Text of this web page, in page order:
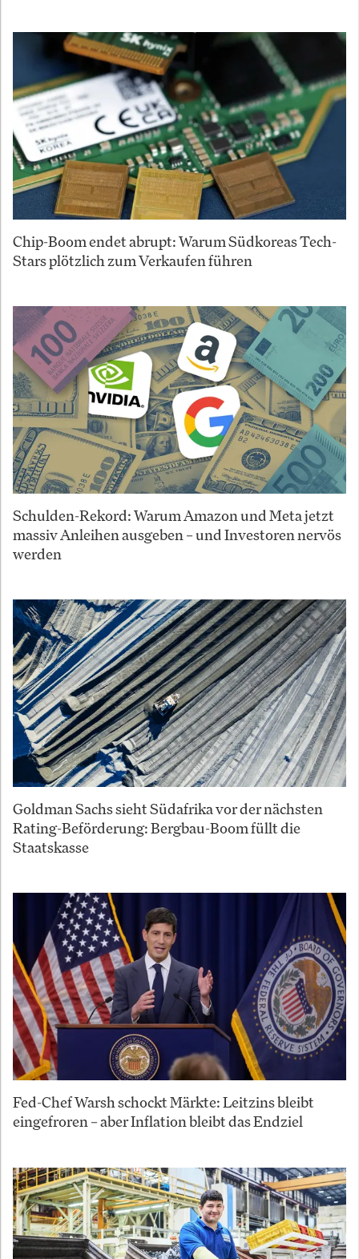
Chip-Boom endet abrupt: Warum Südkoreas Tech-
Stars plötzlich zum Verkaufen führen
Schulden-Rekord: Warum Amazon und Meta jetzt
massiv Anleihen ausgeben – und Investoren nervös
werden
Goldman Sachs sieht Südafrika vor der nächsten
Rating-Beförderung: Bergbau-Boom füllt die
Staatskasse
Fed-Chef Warsh schockt Märkte: Leitzins bleibt
eingefroren – aber Inflation bleibt das Endziel